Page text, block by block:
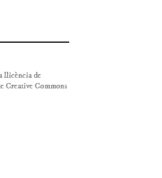
llicència de
Creative Commons